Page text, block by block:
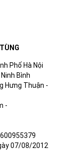
Phố Hà Nội
Bình
Hưng Thuận -
-
07/08/2012